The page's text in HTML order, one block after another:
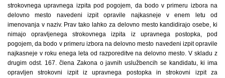
strokovnega upravnega izpita pod pogojem, da bodo v primeru izbora na
delovno mesto navedeni izpit opravile najkasneje v enem letu od
imenovanja v naziv. Prav tako lahko za delovno mesto kandidirajo osebe, ki
nimajo opravljenega strokovnega izpita iz upravnega postopka, pod
pogojem, da bodo v primeru izbora na delovno mesto navedeni izpit opravile
najkasneje v roku enega leta od razporeditve na delovno mesto. V skladu z
drugim odst. 167. člena Zakona o javnih uslužbencih se kandidatu, ki ima
opravljen strokovni izpit iz upravnega postopka in strokovni izpit za